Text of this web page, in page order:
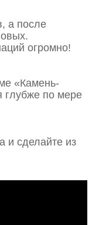
а после
огромно!
«Камень-
глубже по мере
и сделайте из